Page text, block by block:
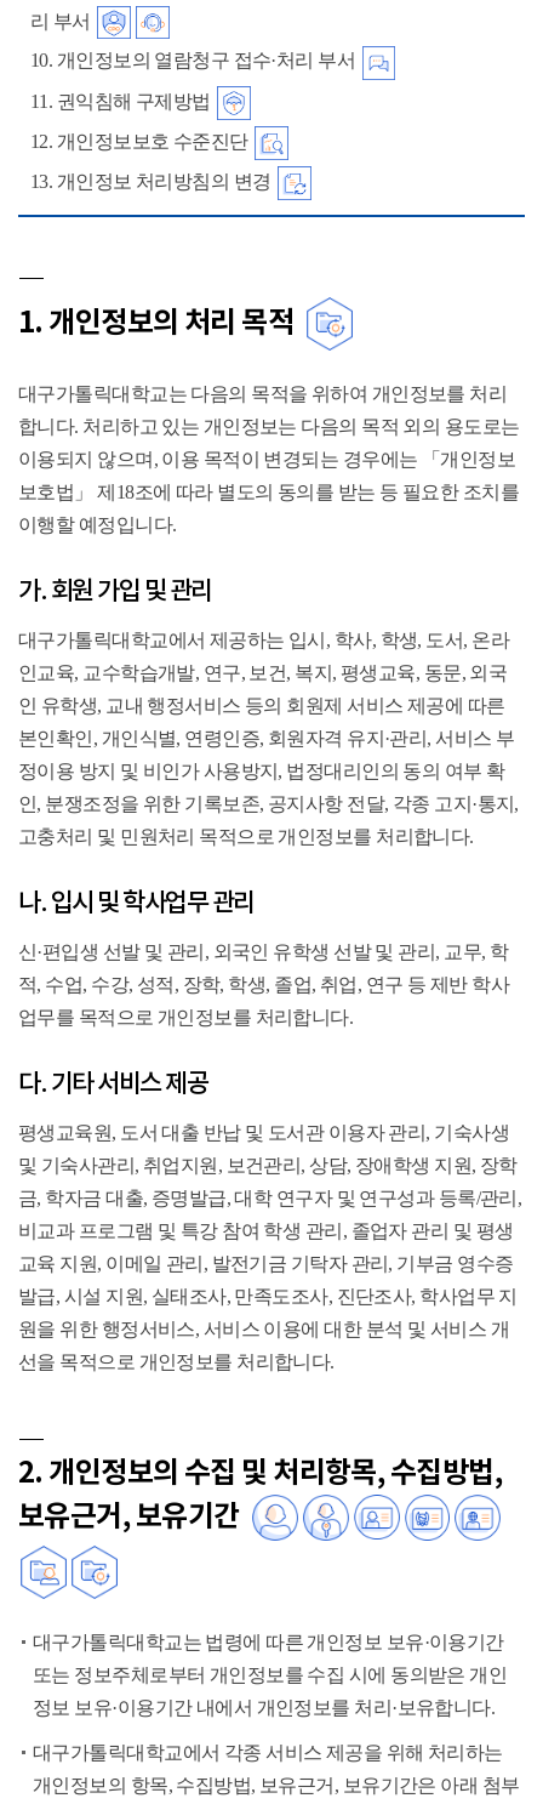
리 부서
10. 개인정보의 열람청구 접수·처리 부서
11. 권익침해 구제방법
12. 개인정보보호 수준진단
13. 개인정보 처리방침의 변경
1. 개인정보의 처리 목적
대구가톨릭대학교는 다음의 목적을 위하여 개인정보를 처리
합니다. 처리하고 있는 개인정보는 다음의 목적 외의 용도로는
이용되지 않으며, 이용 목적이 변경되는 경우에는 「개인정보
보호법」 제18조에 따라 별도의 동의를 받는 등 필요한 조치를
이행할 예정입니다.
가. 회원 가입 및 관리
대구가톨릭대학교에서 제공하는 입시, 학사, 학생, 도서, 온라
인교육, 교수학습개발, 연구, 보건, 복지, 평생교육, 동문, 외국
인 유학생, 교내 행정서비스 등의 회원제 서비스 제공에 따른
본인확인, 개인식별, 연령인증, 회원자격 유지·관리, 서비스 부
정이용 방지 및 비인가 사용방지, 법정대리인의 동의 여부 확
인, 분쟁조정을 위한 기록보존, 공지사항 전달, 각종 고지·통지,
고충처리 및 민원처리 목적으로 개인정보를 처리합니다.
나. 입시 및 학사업무 관리
신·편입생 선발 및 관리, 외국인 유학생 선발 및 관리, 교무, 학
적, 수업, 수강, 성적, 장학, 학생, 졸업, 취업, 연구 등 제반 학사
업무를 목적으로 개인정보를 처리합니다.
다. 기타 서비스 제공
평생교육원, 도서 대출 반납 및 도서관 이용자 관리, 기숙사생
및 기숙사관리, 취업지원, 보건관리, 상담, 장애학생 지원, 장학
금, 학자금 대출, 증명발급, 대학 연구자 및 연구성과 등록/관리,
비교과 프로그램 및 특강 참여 학생 관리, 졸업자 관리 및 평생
교육 지원, 이메일 관리, 발전기금 기탁자 관리, 기부금 영수증
발급, 시설 지원, 실태조사, 만족도조사, 진단조사, 학사업무 지
원을 위한 행정서비스, 서비스 이용에 대한 분석 및 서비스 개
선을 목적으로 개인정보를 처리합니다.
2. 개인정보의 수집 및 처리항목, 수집방법,
보유근거, 보유기간
대구가톨릭대학교는 법령에 따른 개인정보 보유·이용기간
또는 정보주체로부터 개인정보를 수집 시에 동의받은 개인
정보 보유·이용기간 내에서 개인정보를 처리·보유합니다.
대구가톨릭대학교에서 각종 서비스 제공을 위해 처리하는
개인정보의 항목, 수집방법, 보유근거, 보유기간은 아래 첨부